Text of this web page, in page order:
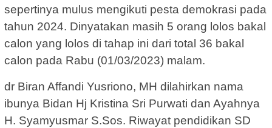
sepertinya mulus mengikuti pesta demokrasi pada
tahun 2024. Dinyatakan masih 5 orang lolos bakal
calon yang lolos di tahap ini dari total 36 bakal
calon pada Rabu (01/03/2023) malam.
dr Biran Affandi Yusriono, MH dilahirkan nama
ibunya Bidan Hj Kristina Sri Purwati dan Ayahnya
H. Syamyusmar S.Sos. Riwayat pendidikan SD